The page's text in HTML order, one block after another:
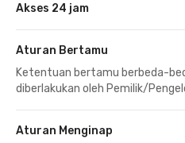
Akses 24 jam
Aturan Bertamu
Ketentuan bertamu berbeda-
diberlakukan oleh Pemilik/
Aturan Menginap